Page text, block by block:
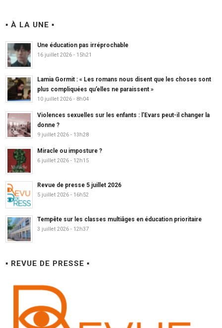
▪ À LA UNE ▪
Une éducation pas irréprochable
16 juillet 2026 - 15h21
Lamia Gormit : « Les romans nous disent que les choses sont
plus compliquées qu’elles ne paraissent »
10 juillet 2026 - 8h04
Violences sexuelles sur les enfants : l’Evars peut-il changer la
donne ?
9 juillet 2026 - 13h28
Miracle ou imposture ?
6 juillet 2026 - 12h15
Revue de presse 5 juillet 2026
5 juillet 2026 - 16h52
Tempête sur les classes multiâges en éducation prioritaire
3 juillet 2026 - 12h37
▪ REVUE DE PRESSE ▪